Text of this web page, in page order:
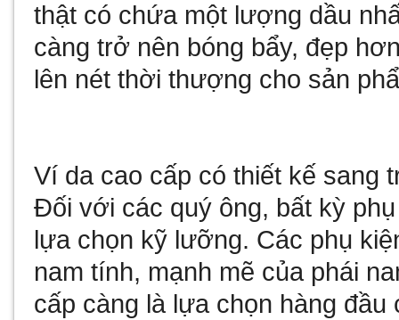
thật có chứa một lượng dầu
càng trở nên bóng bẩy, đẹp
lên nét thời thượng cho sản
Ví da cao cấp có thiết kế sang
Đối với các quý ông, bất kỳ
lựa chọn kỹ lưỡng. Các phụ
nam tính, mạnh mẽ của phái
cấp càng là lựa chọn hàng đầu